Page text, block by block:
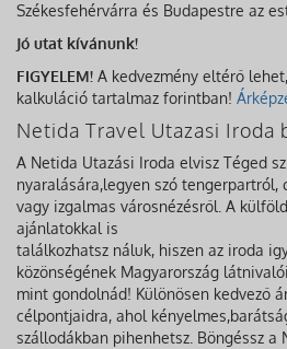
Székesfehérvárra és Budapestre az
Jó utat kívánunk!
FIGYELEM! A kedvezmény eltérő
kalkuláció tartalmaz forintban!
Netida Travel Utazasi Iroda
A Netida Utazási Iroda elvisz Téged
nyaralására,legyen szó tengerpartról,
vagy izgalmas városnézésről. A
ajánlatokkal is
találkozhatsz náluk, hiszen az iroda
közönségének Magyarország
mint gondolnád! Különösen kedvező
célpontjaidra, ahol
szállodákban pihenhetsz. Böngéssz a